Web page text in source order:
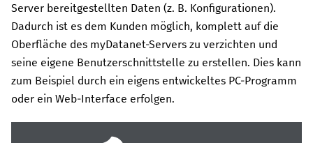
Server bereitgestellten Daten (z. B. Konfigurationen).
Dadurch ist es dem Kunden möglich, komplett auf die
Oberfläche des myDatanet-Servers zu verzichten und
seine eigene Benutzerschnittstelle zu erstellen. Dies kann
zum Beispiel durch ein eigens entwickeltes PC-Programm
oder ein Web-Interface erfolgen.